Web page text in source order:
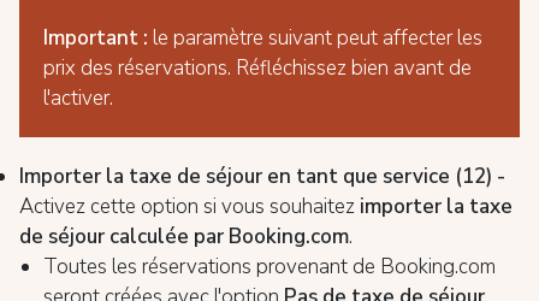
Important : le paramètre suivant peut affecter les
prix des réservations. Réfléchissez bien avant de
l'activer.
Importer la taxe de séjour en tant que service (12) -
Activez cette option si vous souhaitez importer la taxe
de séjour calculée par Booking.com.
Toutes les réservations provenant de Booking.com